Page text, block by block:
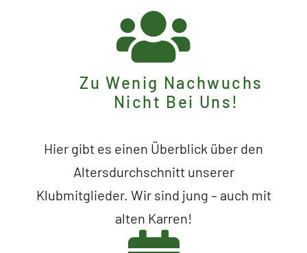
Zu Wenig Nachwuchs
Nicht Bei Uns!
Hier gibt es einen Überblick über den
Altersdurchschnitt unserer
Klubmitglieder. Wir sind jung – auch mit
alten Karren!